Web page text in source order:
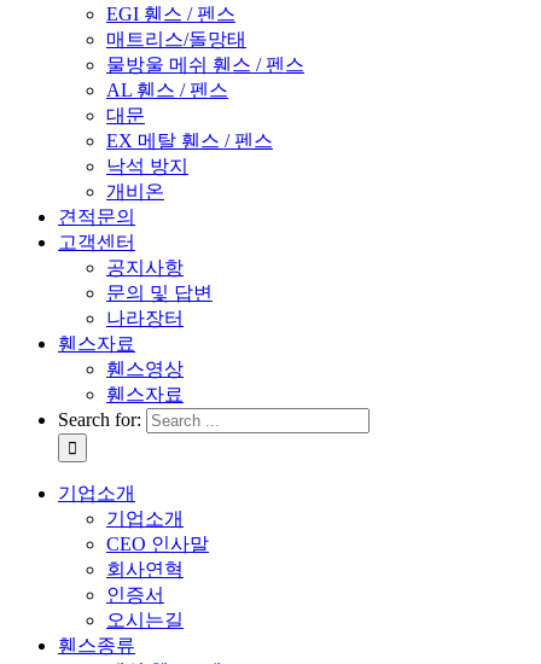
EGI 휀스 / 펜스
매트리스/돌망태
물방울 메쉬 휀스 / 펜스
AL 휀스 / 펜스
대문
EX 메탈 휀스 / 펜스
낙석 방지
개비온
견적문의
고객센터
공지사항
문의 및 답변
나라장터
휀스자료
휀스영상
휀스자료
Search for:
기업소개
기업소개
CEO 인사말
회사연혁
인증서
오시는길
휀스종류